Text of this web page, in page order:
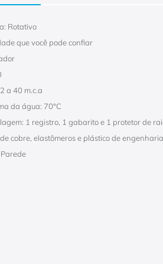
Rotativo
que você pode confiar
a 40 m.c.a
da água: 70°C
1 registro, 1 gabarito e 1 protetor de
cobre, elastômeros e plástico de engenharia